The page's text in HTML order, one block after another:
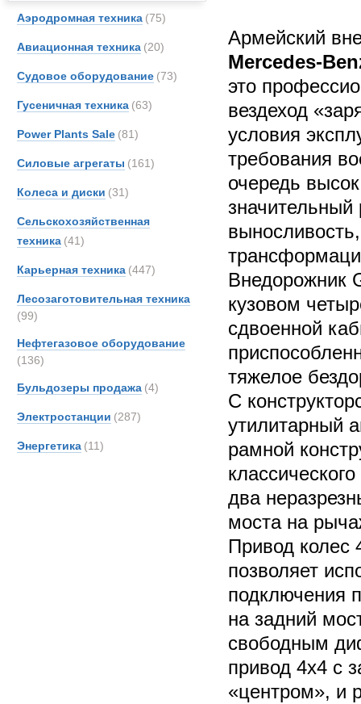
Аэродромная техника (75)
Авиационная техника (20)
Судовое оборудование (73)
Гусеничная техника (63)
Power Plants Sale (81)
Силовые агрегаты (161)
Колеса и диски (31)
Сельскохозяйственная
техника (41)
Карьерная техника (447)
Лесозаготовительная техника
(99)
Нефтегазовое оборудование
(136)
Бульдозеры продажа (4)
Электростанции (287)
Энергетика (11)
Армейский
Mercedes-
это
вездеход
условия
требования
очередь
значительный
Внедорожник
кузовом
сдвоенной
тяжелое
С
утилитарный
рамной
два
моста на
Привод колес
позволяет
подключения
на задний
свободным
привод 4х4 с
«центром», и